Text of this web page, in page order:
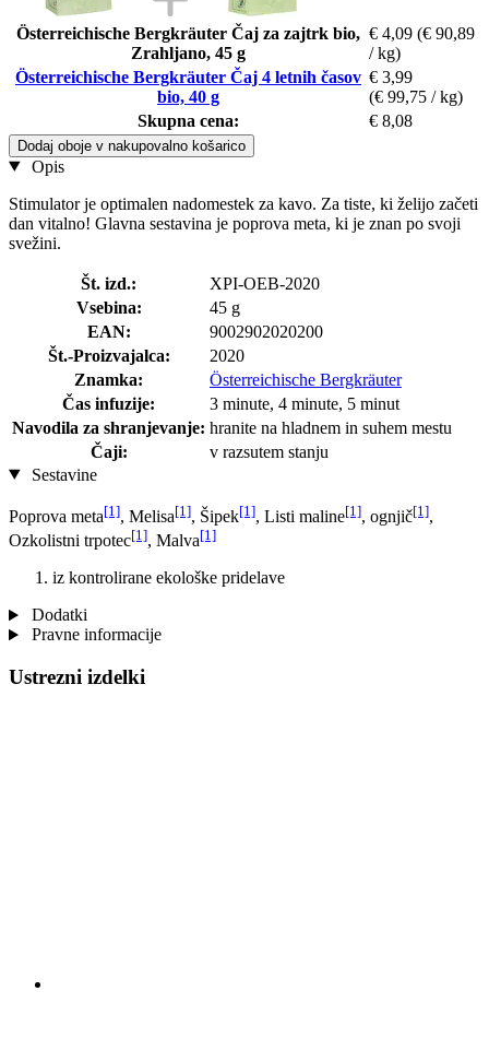
Österreichische Bergkräuter Čaj za zajtrk bio,
Zrahljano, 45 g
€ 4,09 (€ 90,89
/ kg)
Österreichische Bergkräuter Čaj 4 letnih časov
bio, 40 g
€ 3,99
(€ 99,75 / kg)
Skupna cena:
€ 8,08
Dodaj oboje v nakupovalno košarico
Opis
Stimulator je optimalen nadomestek za kavo. Za tiste, ki želijo začeti
dan vitalno! Glavna sestavina je poprova meta, ki je znan po svoji
svežini.
Št. izd.:
XPI-OEB-2020
Vsebina:
45 g
EAN:
9002902020200
Št.-Proizvajalca:
2020
Znamka:
Österreichische Bergkräuter
Čas infuzije:
3 minute, 4 minute, 5 minut
Navodila za shranjevanje: hranite na hladnem in suhem mestu
Čaji:
v razsutem stanju
Sestavine
Poprova meta[1], Melisa[1], Šipek[1], Listi maline[1], ognjič[1],
Ozkolistni trpotec[1], Malva[1]
iz kontrolirane ekološke pridelave
Dodatki
Pravne informacije
Ustrezni izdelki